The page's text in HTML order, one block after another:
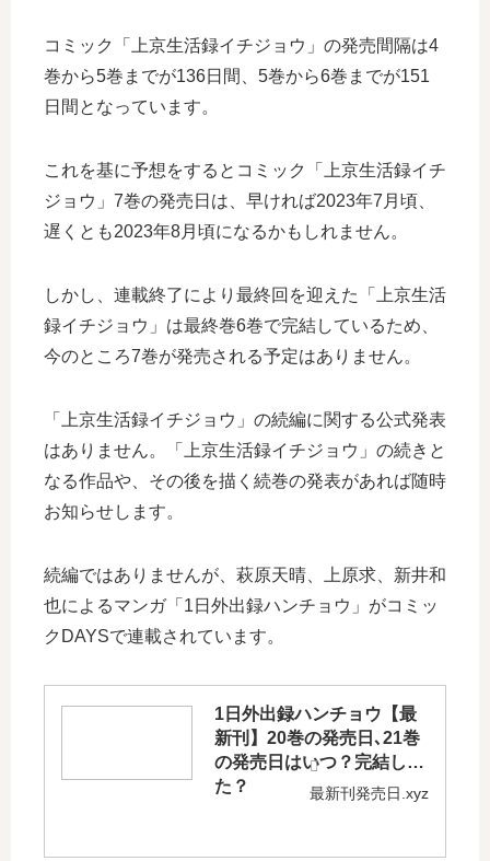
コミック「上京生活録イチジョウ」の発売間隔は4
巻から5巻までが136日間、5巻から6巻までが151
日間となっています。
これを基に予想をするとコミック「上京生活録イチ
ジョウ」7巻の発売日は、早ければ2023年7月頃、
遅くとも2023年8月頃になるかもしれません。
しかし、連載終了により最終回を迎えた「上京生活
録イチジョウ」は最終巻6巻で完結しているため、
今のところ7巻が発売される予定はありません。
「上京生活録イチジョウ」の続編に関する公式発表
はありません。「上京生活録イチジョウ」の続きと
なる作品や、その後を描く続巻の発表があれば随時
お知らせします。
続編ではありませんが、萩原天晴、上原求、新井和
也によるマンガ「1日外出録ハンチョウ」がコミッ
クDAYSで連載されています。
1日外出録ハンチョウ【最
新刊】20巻の発売日､21巻
の発売日はいつ？完結し
た？
最新刊発売日.xyz